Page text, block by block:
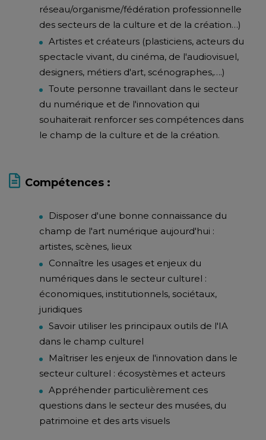
réseau/organisme/fédération professionnelle
des secteurs de la culture et de la création…)
Artistes et créateurs (plasticiens, acteurs du
spectacle vivant, du cinéma, de l'audiovisuel,
designers, métiers d'art, scénographes,….)
Toute personne travaillant dans le secteur
du numérique et de l'innovation qui
souhaiterait renforcer ses compétences dans
le champ de la culture et de la création.
Compétences :
Disposer d'une bonne connaissance du
champ de l'art numérique aujourd'hui :
artistes, scènes, lieux
Connaître les usages et enjeux du
numériques dans le secteur culturel :
économiques, institutionnels, sociétaux,
juridiques
Savoir utiliser les principaux outils de l'IA
dans le champ culturel
Maîtriser les enjeux de l'innovation dans le
secteur culturel : écosystèmes et acteurs
Appréhender particulièrement ces
questions dans le secteur des musées, du
patrimoine et des arts visuels